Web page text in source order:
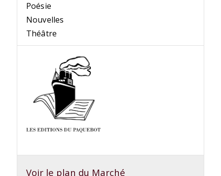
Poésie
Nouvelles
Théâtre
Voir le plan du Marché